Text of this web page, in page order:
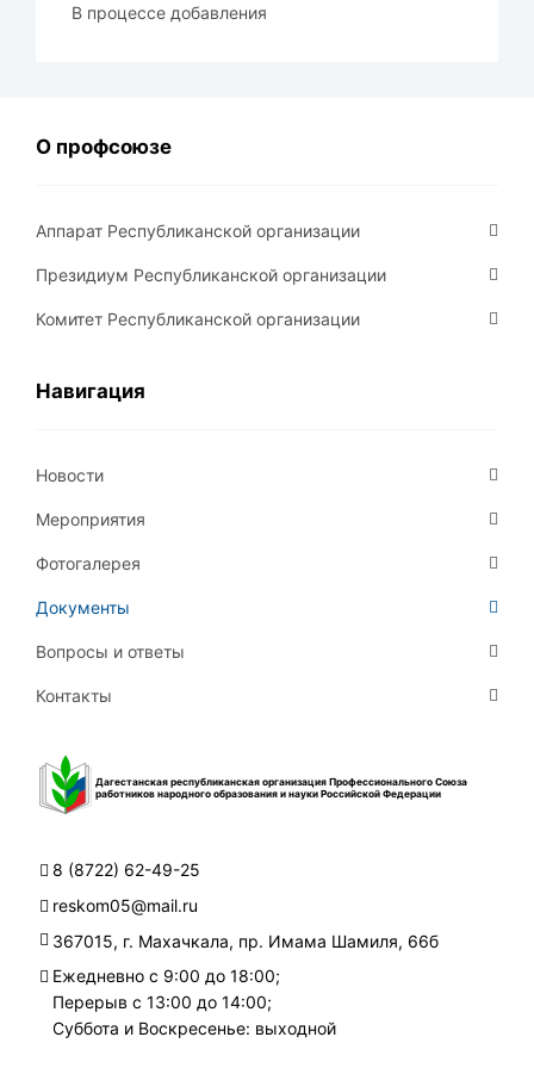
В процессе добавления
Дагестанская республиканская организация Профессионального Союза
работников народного образования и науки Российской Федерации
8 (8722) 62-49-25
reskom05@mail.ru
367015, г. Махачкала, пр. Имама Шамиля, 66б
Ежедневно с 9:00 до 18:00;
Перерыв с 13:00 до 14:00;
Суббота и Воскресенье: выходной
О профсоюзе
Аппарат Республиканской организации
Президиум Республиканской организации
Комитет Республиканской организации
Навигация
Новости
Мероприятия
Фотогалерея
Документы
Вопросы и ответы
Контакты